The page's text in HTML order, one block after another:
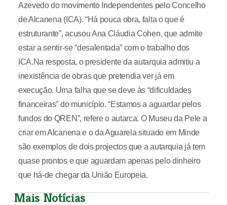
Azevedo do movimento Independentes pelo Concelho
de Alcanena (ICA). “Há pouca obra, falta o que é
estruturante”, acusou Ana Cláudia Cohen, que admite
estar a sentir-se “desalentada” com o trabalho dos
ICA.Na resposta, o presidente da autarquia admitiu a
inexistência de obras que pretendia ver já em
execução. Uma falha que se deve às “dificuldades
financeiras” do município. “Estamos a aguardar pelos
fundos do QREN”, refere o autarca. O Museu da Pele a
criar em Alcanena e o da Aguarela situado em Minde
são exemplos de dois projectos que a autarquia já tem
quase prontos e que aguardam apenas pelo dinheiro
que há-de chegar da União Europeia.
Mais Notícias